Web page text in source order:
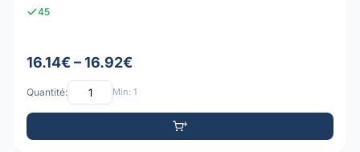
45
16.14€ – 16.92€
Quantité: Min: 1